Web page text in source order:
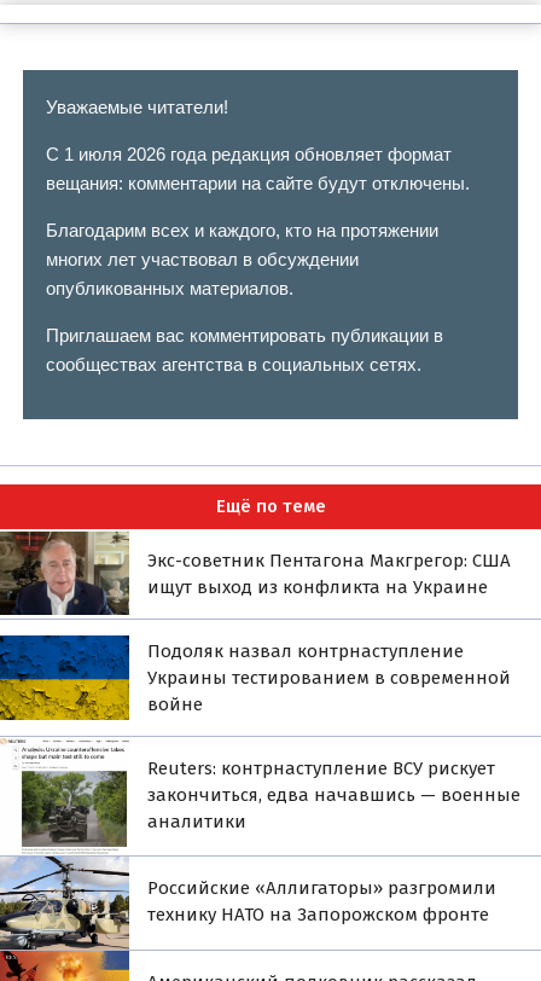
Уважаемые читатели!
С 1 июля 2026 года редакция обновляет формат
вещания: комментарии на сайте будут отключены.
Благодарим всех и каждого, кто на протяжении
многих лет участвовал в обсуждении
опубликованных материалов.
Приглашаем вас комментировать публикации в
сообществах агентства в социальных сетях.
Ещё по теме
Экс-советник Пентагона Макгрегор: США
ищут выход из конфликта на Украине
Подоляк назвал контрнаступление
Украины тестированием в современной
войне
Reuters: контрнаступление ВСУ рискует
закончиться, едва начавшись — военные
аналитики
Российские «Аллигаторы» разгромили
технику НАТО на Запорожском фронте